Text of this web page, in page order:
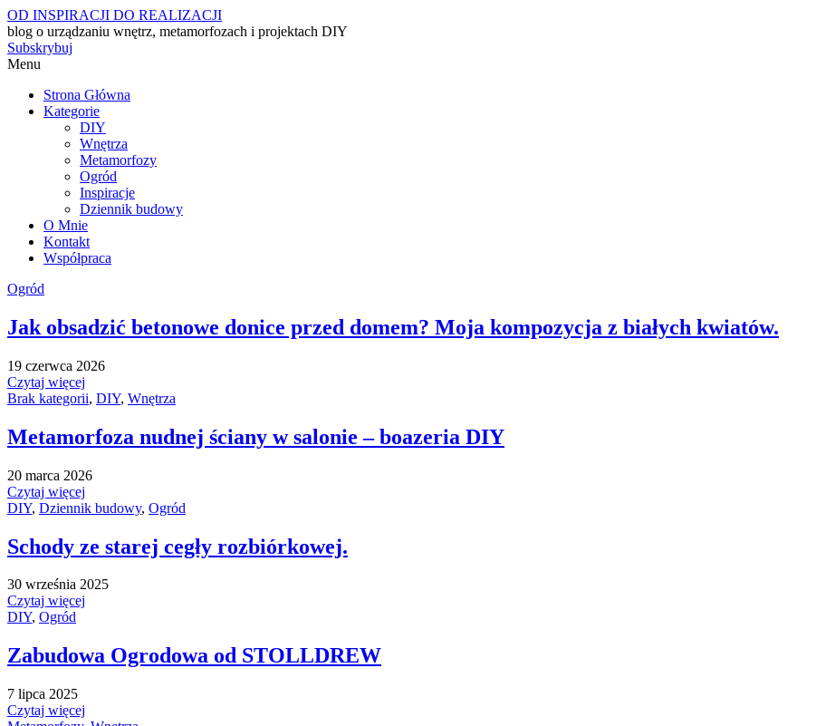
OD INSPIRACJI DO REALIZACJI
blog o urządzaniu wnętrz, metamorfozach i projektach DIY
Subskrybuj
Menu
Strona Główna
Kategorie
DIY
Wnętrza
Metamorfozy
Ogród
Inspiracje
Dziennik budowy
O Mnie
Kontakt
Współpraca
Ogród
Jak obsadzić betonowe donice przed domem? Moja kompozycja z białych kwiatów.
19 czerwca 2026
Czytaj więcej
Brak kategorii, DIY, Wnętrza
Metamorfoza nudnej ściany w salonie – boazeria DIY
20 marca 2026
Czytaj więcej
DIY, Dziennik budowy, Ogród
Schody ze starej cegły rozbiórkowej.
30 września 2025
Czytaj więcej
DIY, Ogród
Zabudowa Ogrodowa od STOLLDREW
7 lipca 2025
Czytaj więcej